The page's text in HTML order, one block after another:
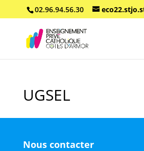
02.96.94.56.30
UGSEL
Nous contacter